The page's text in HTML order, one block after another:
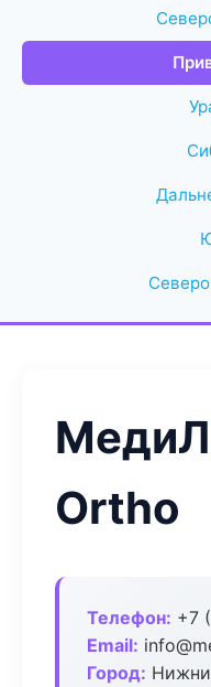
Ortho
Телефон: +7
Email:
Город: